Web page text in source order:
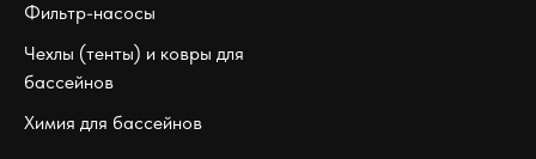
Фильтр-насосы
Чехлы (тенты) и ковры для
бассейнов
Химия для бассейнов